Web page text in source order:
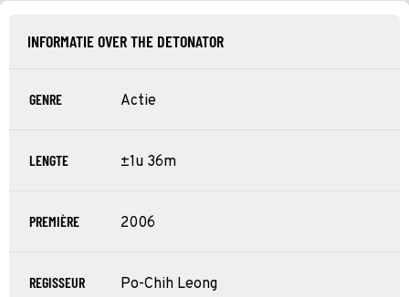
INFORMATIE OVER THE DETONATOR
GENRE Actie
LENGTE ±1u 36m
PREMIÈRE 2006
REGISSEUR Po-Chih Leong